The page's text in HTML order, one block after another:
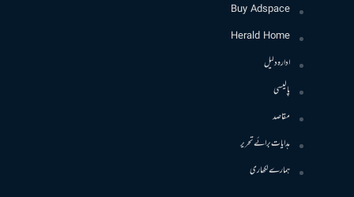
Buy Adspace
Herald Home
ادارہ دلیل
پالیسی
مقاصد
ہدایات برائے تحریر
ہمارے لکھاری